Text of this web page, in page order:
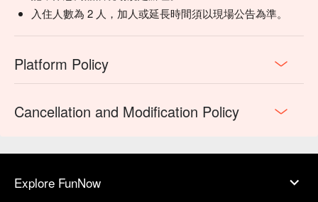
入住人數為 2 人，加人或延長時間須以現場公告為準。
Platform Policy
Cancellation and Modification Policy
Explore FunNow